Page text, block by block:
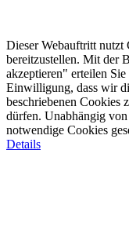
Dieser Webauftritt nutzt
bereitzustellen. Mit der
akzeptieren" erteilen
Einwilligung, dass wir
beschriebenen Cookies
dürfen. Unabhängig
notwendige Cookies
Details